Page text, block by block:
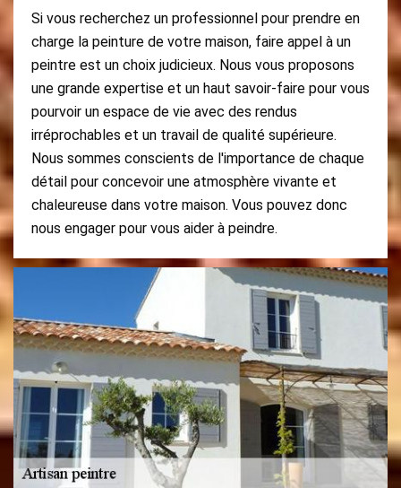
Si vous recherchez un professionnel pour prendre en
charge la peinture de votre maison, faire appel à un
peintre est un choix judicieux. Nous vous proposons
une grande expertise et un haut savoir-faire pour vous
pourvoir un espace de vie avec des rendus
irréprochables et un travail de qualité supérieure.
Nous sommes conscients de l'importance de chaque
détail pour concevoir une atmosphère vivante et
chaleureuse dans votre maison. Vous pouvez donc
nous engager pour vous aider à peindre.